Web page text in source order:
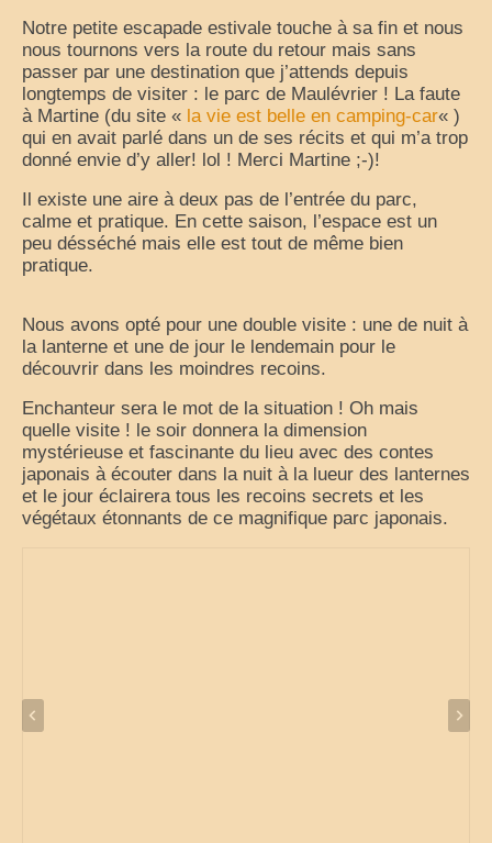
Notre petite escapade estivale touche à sa fin et nous
nous tournons vers la route du retour mais sans
passer par une destination que j’attends depuis
longtemps de visiter : le parc de Maulévrier ! La faute
à Martine (du site « la vie est belle en camping-car« )
qui en avait parlé dans un de ses récits et qui m’a trop
donné envie d’y aller! lol ! Merci Martine ;-)!
Il existe une aire à deux pas de l’entrée du parc,
calme et pratique. En cette saison, l’espace est un
peu désséché mais elle est tout de même bien
pratique.
Nous avons opté pour une double visite : une de nuit à
la lanterne et une de jour le lendemain pour le
découvrir dans les moindres recoins.
Enchanteur sera le mot de la situation ! Oh mais
quelle visite ! le soir donnera la dimension
mystérieuse et fascinante du lieu avec des contes
japonais à écouter dans la nuit à la lueur des lanternes
et le jour éclairera tous les recoins secrets et les
végétaux étonnants de ce magnifique parc japonais.